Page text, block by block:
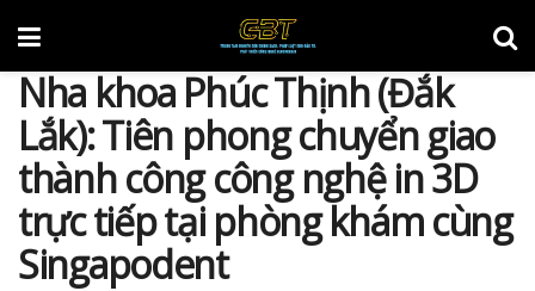
Nha khoa Phúc Thịnh (Đắk
Lắk): Tiên phong chuyển giao
thành công công nghệ in 3D
trực tiếp tại phòng khám cùng
Singapodent